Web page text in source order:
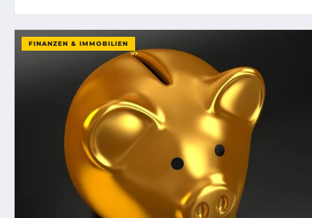
FINANZEN & IMMOBILIEN